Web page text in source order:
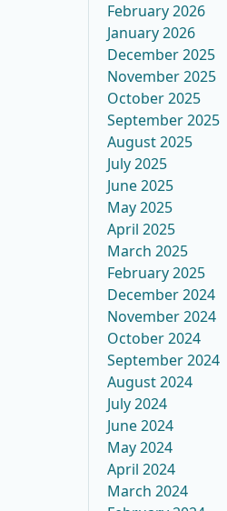
February 2026
January 2026
December 2025
November 2025
October 2025
September 2025
August 2025
July 2025
June 2025
May 2025
April 2025
March 2025
February 2025
December 2024
November 2024
October 2024
September 2024
August 2024
July 2024
June 2024
May 2024
April 2024
March 2024